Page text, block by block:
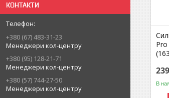
КОНТАКТИ
+380 (67) 483-31-23
Менеджери кол-центру
+380 (95) 128-21-71
Менеджери кол-центру
+380 (57) 744-27-50
Менеджери кол-центру
В